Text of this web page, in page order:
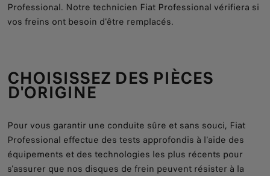
Professional. Notre technicien Fiat Professional vérifiera si
vos freins ont besoin d'être remplacés.
CHOISISSEZ DES PIÈCES
D'ORIGINE
Pour vous garantir une conduite sûre et sans souci, Fiat
Professional effectue des tests approfondis à l'aide des
équipements et des technologies les plus récents pour
s'assurer que nos disques de frein peuvent résister à la